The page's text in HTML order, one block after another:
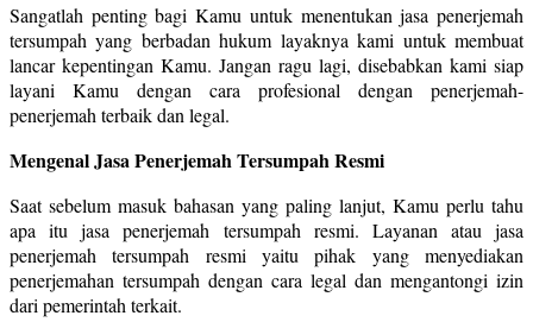
Sangatlah penting bagi Kamu untuk menentukan jasa penerjemah
tersumpah yang berbadan hukum layaknya kami untuk membuat
lancar kepentingan Kamu. Jangan ragu lagi, disebabkan kami siap
layani Kamu dengan cara profesional dengan penerjemah-
penerjemah terbaik dan legal.
Mengenal Jasa Penerjemah Tersumpah Resmi
Saat sebelum masuk bahasan yang paling lanjut, Kamu perlu tahu
apa itu jasa penerjemah tersumpah resmi. Layanan atau jasa
penerjemah tersumpah resmi yaitu pihak yang menyediakan
penerjemahan tersumpah dengan cara legal dan mengantongi izin
dari pemerintah terkait.